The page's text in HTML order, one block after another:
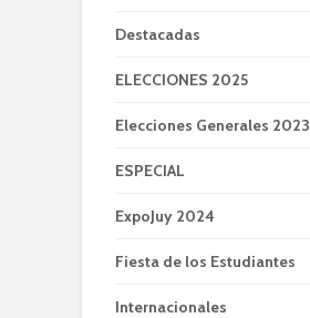
Destacadas
ELECCIONES 2025
Elecciones Generales 2023
ESPECIAL
ExpoJuy 2024
Fiesta de los Estudiantes
Internacionales